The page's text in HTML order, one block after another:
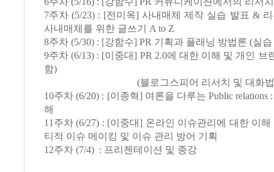
7주차 (5/23) : [전미옥] 사내매체 제작 실습 발표 &
사내매체를 위한 글쓰기 A to Z
8주차 (5/30) : [강함수] PR 기획과 플래닝 방법론 (실
9주차 (6/13) : [이중대] PR 2.0에 대한 이해 및 개인 브
함)
(블로그스피어 리서치 및 대화법) *
10주차 (6/20) : [이종혁] 여론을 다루는 Public relations
해
11주차 (6/27) : [이중대] 온라인 이슈관리에 대한 이
티적 이슈 메이킹 및 이슈 관리 방어 기획
12주차 (7/4) : 프리젠테이션 및 종강